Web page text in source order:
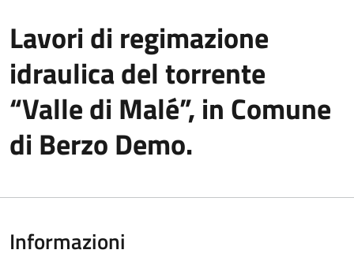
Lavori di regimazione
idraulica del torrente
“Valle di Malé”, in Comune
di Berzo Demo.
Informazioni